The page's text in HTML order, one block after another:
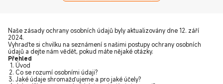
Naše zásady ochrany osobních údajů byly aktualizovány dne 12. září
2024.
Vyhraďte si chvilku na seznámení s našimi postupy ochrany osobních
údajů a dejte nám vědět, pokud máte nějaké otázky.
Přehled
Úvod
Co se rozumí osobními údaji?
Jaké údaje shromažďujeme a pro jaké účely?